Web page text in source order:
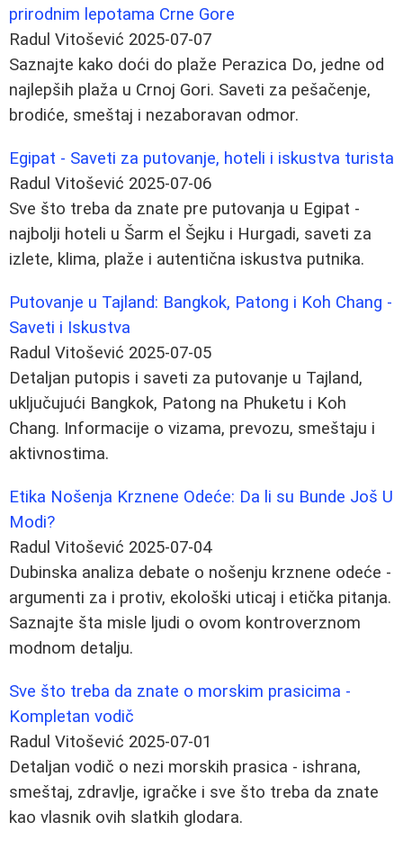
prirodnim lepotama Crne Gore
Radul Vitošević 2025-07-07
Saznajte kako doći do plaže Perazica Do, jedne od
najlepših plaža u Crnoj Gori. Saveti za pešačenje,
brodiće, smeštaj i nezaboravan odmor.
Egipat - Saveti za putovanje, hoteli i iskustva turista
Radul Vitošević 2025-07-06
Sve što treba da znate pre putovanja u Egipat -
najbolji hoteli u Šarm el Šejku i Hurgadi, saveti za
izlete, klima, plaže i autentična iskustva putnika.
Putovanje u Tajland: Bangkok, Patong i Koh Chang -
Saveti i Iskustva
Radul Vitošević 2025-07-05
Detaljan putopis i saveti za putovanje u Tajland,
uključujući Bangkok, Patong na Phuketu i Koh
Chang. Informacije o vizama, prevozu, smeštaju i
aktivnostima.
Etika Nošenja Krznene Odeće: Da li su Bunde Još U
Modi?
Radul Vitošević 2025-07-04
Dubinska analiza debate o nošenju krznene odeće -
argumenti za i protiv, ekološki uticaj i etička pitanja.
Saznajte šta misle ljudi o ovom kontroverznom
modnom detalju.
Sve što treba da znate o morskim prasicima -
Kompletan vodič
Radul Vitošević 2025-07-01
Detaljan vodič o nezi morskih prasica - ishrana,
smeštaj, zdravlje, igračke i sve što treba da znate
kao vlasnik ovih slatkih glodara.